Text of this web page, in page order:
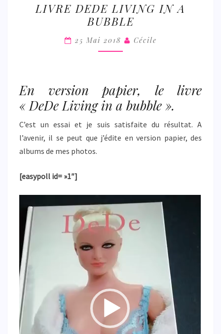
DEDE
LIVING
IN
A
LIVRE DEDE LIVING IN A
BUBBLE
25 Mai 2018 Cécile
En version papier, le livre
« DeDe Living in a bubble ».
C’est un essai et je suis satisfaite du résultat. A
l’avenir, il se peut que j’édite en version papier, des
albums de mes photos.
[easypoll id= »1″]
vidéo